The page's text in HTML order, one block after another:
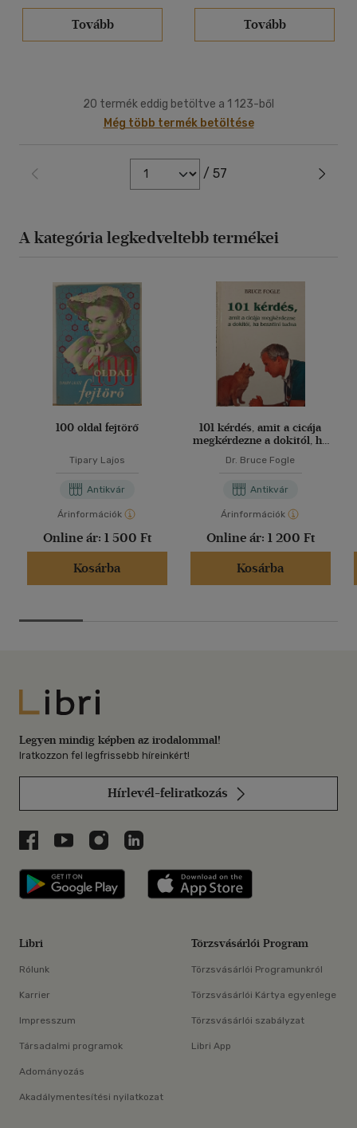
Tovább
Tovább
20 termék eddig betöltve a 1 123-ből
Még több termék betöltése
/ 57
A kategória legkedveltebb termékei
100 oldal fejtörő
Tipary Lajos
Antikvár
Árinformációk
Online ár: 1 500 Ft
Kosárba
101 kérdés, amit a cicája
megkérdezne a dokitól, ha
Dr. Bruce Fogle
Antikvár
Árinformációk
Online ár: 1 200 Ft
Kosárba
Libri
Legyen mindig képben az irodalommal!
Iratkozzon fel legfrissebb híreinkért!
Hírlevél-feliratkozás
Libri a Facebookon
Libri a Youtube-on
Libri az Instagramon
Libri a LinkedInen
Libri applikáció Szerezd meg: Google
Libri
Rólunk
Karrier
Impresszum
Társadalmi programok
Adományozás
Akadálymentesítési nyilatkozat
Törzsvásárlói Program
Törzsvásárlói Programunkról
Törzsvásárlói Kártya egyenlege
Törzsvásárlói szabályzat
Libri App